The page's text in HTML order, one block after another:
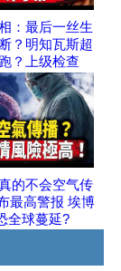
：最后一丝生
？明知瓦斯超
？上级检查
的不会空气传
最高警报 埃博
全球蔓延?